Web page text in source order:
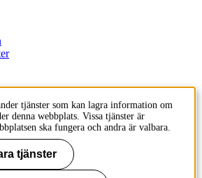
tjänster som kan lagra information om
denna webbplats. Vissa tjänster är
ska fungera och andra är valbara.
tjänster